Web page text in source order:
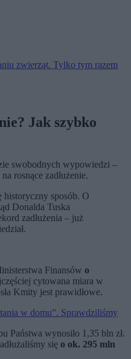
zwierząt. Tylko tym razem
Jak szybko
swobodnych wypowiedzi –
rosnące zadłużenie.
historyczny sposób. O
Donalda Tuska
zadłużenia – już
Finansów o
cytowana miara w
Kmity jest prawidłowe.
w domu”. Sprawdziliśmy
Państwa wynosiło 1,35 bln zł.
się o ok. 295 mln